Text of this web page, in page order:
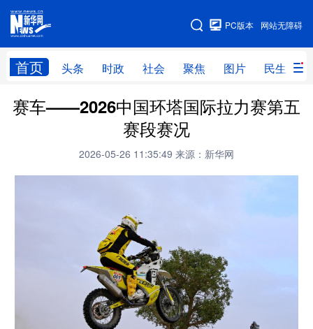
网站无障碍
PC版本
首页 头条 时政 社会 聚焦 图片 民生
网站地图
头条 时政 社会 聚焦
民生 访谈
服务
融媒体联播
天津 河北
赛车——2026中国环塔国际拉力赛第五
赛段赛况
2026-05-26 11:35:49 来源：新华网